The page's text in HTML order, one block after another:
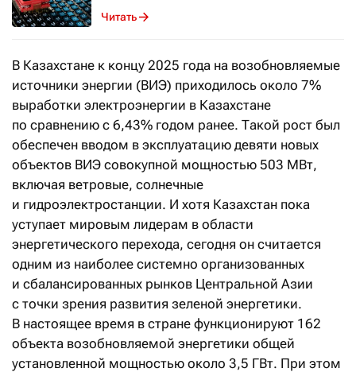
Читать
В Казахстане к концу 2025 года на возобновляемые
источники энергии (ВИЭ) приходилось около 7%
выработки электроэнергии в Казахстане
по сравнению с 6,43% годом ранее. Такой рост был
обеспечен вводом в эксплуатацию девяти новых
объектов ВИЭ совокупной мощностью 503 МВт,
включая ветровые, солнечные
и гидроэлектростанции. И хотя Казахстан пока
уступает мировым лидерам в области
энергетического перехода, сегодня он считается
одним из наиболее системно организованных
и сбалансированных рынков Центральной Азии
с точки зрения развития зеленой энергетики.
В настоящее время в стране функционируют 162
объекта возобновляемой энергетики общей
установленной мощностью около 3,5 ГВт. При этом